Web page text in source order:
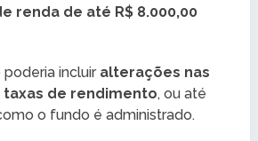
renda de até R$ 8.000,00
incluiralterações nas
taxas de rendimento, ou até
o fundo é administrado.